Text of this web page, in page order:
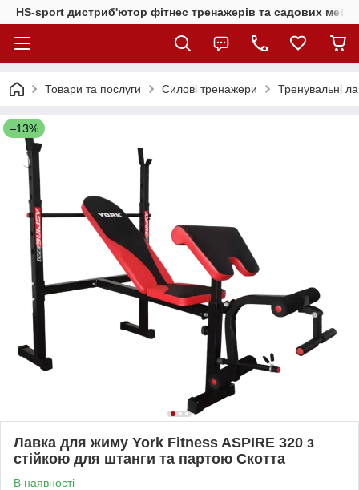
HS-sport дистриб'ютор фітнес тренажерів та садових
Товари та послуги Силові тренажери Тренувальні
–13%
Лавка для жиму York Fitness ASPIRE 320 з
стійкою для штанги та партою Скотта
В наявності